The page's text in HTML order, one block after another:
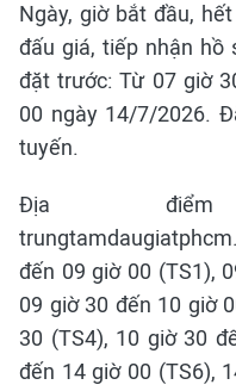
Ngày, giờ bắt đầu,
đấu giá, tiếp nhận hồ
đặt trước: Từ 07 giờ
00 ngày 14/7/2026.
tuyến.
Địa
đến 09 giờ 00 (TS1),
09 giờ 30 đến 10 giờ
30 (TS4), 10 giờ 30
đến 14 giờ 00 (TS6),